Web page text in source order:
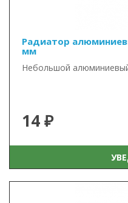
Радиатор
мм
Небольшой
14 ₽